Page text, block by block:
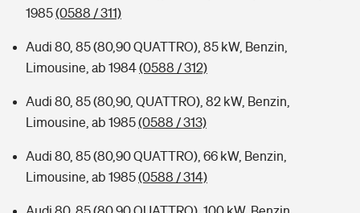
1985(0588 / 311)
Audi 80, 85 (80,90 QUATTRO), 85 kW, Benzin,
Limousine, ab 1984(0588 / 312)
Audi 80, 85 (80,90, QUATTRO), 82 kW, Benzin,
Limousine, ab 1985(0588 / 313)
Audi 80, 85 (80,90 QUATTRO), 66 kW, Benzin,
Limousine, ab 1985(0588 / 314)